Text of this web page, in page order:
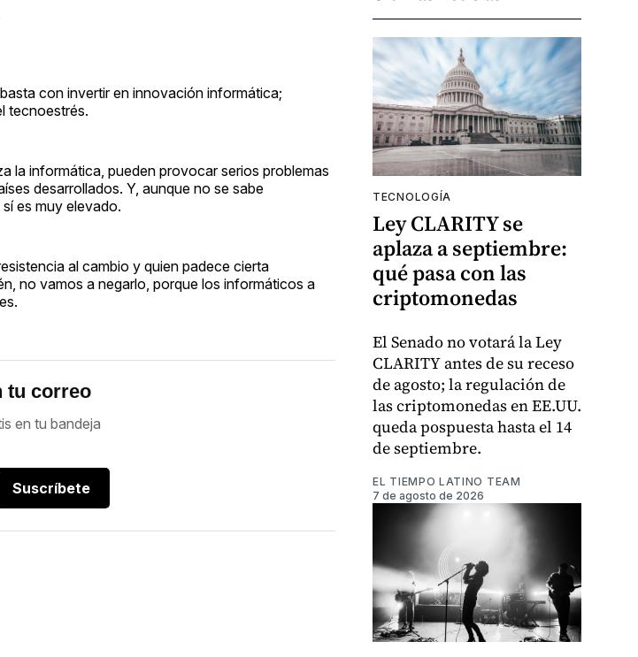
con invertir en innovación informática;
tecnoestrés.
la informática, pueden provocar serios problemas
desarrollados. Y, aunque no se sabe
es muy elevado.
al cambio y quien padece cierta
no vamos a negarlo, porque los informáticos a
tu correo
en tu bandeja
Suscríbete
TECNOLOGÍA
Ley CLARITY se
aplaza a septiembre:
qué pasa con las
criptomonedas
El Senado no votará la Ley
CLARITY antes de su receso
de agosto; la regulación de
las criptomonedas en EE.UU.
queda pospuesta hasta el 14
de septiembre.
EL TIEMPO LATINO TEAM
7 de agosto de 2026